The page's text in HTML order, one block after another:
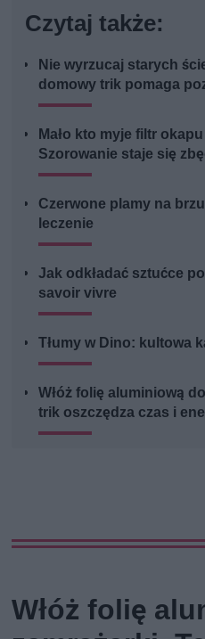
Czytaj także:
Nie wyrzucaj starych
domowy trik pomaga
Mało kto myje filtr
Szorowanie staje się
Czerwone plamy na
leczenie
Jak odkładać sztućce
savoir vivre
Tłumy w Dino: kultowa
Włóż folię aluminiową
trik oszczędza czas i
Włóż folię